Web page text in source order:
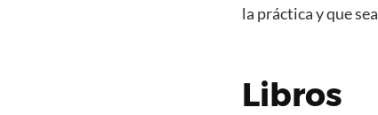
la práctica y que
Libros